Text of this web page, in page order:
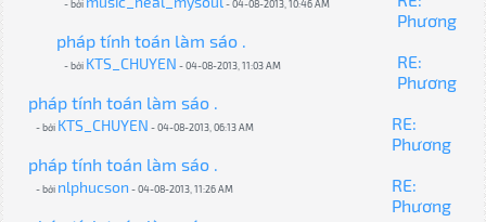
- bởi - 04-08-2013, 10:46 AM
Phương
pháp tính toán làm sáo .
- bởi KTS_CHUYEN - 04-08-2013, 11:03 AM
RE:
Phương
pháp tính toán làm sáo .
- bởi KTS_CHUYEN - 04-08-2013, 06:13 AM
RE:
Phương
pháp tính toán làm sáo .
- bởi nlphucson - 04-08-2013, 11:26 AM
RE:
Phương